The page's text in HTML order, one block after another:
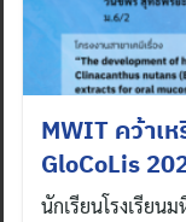
MWIT คว้าเ
GloCoLis
นักเรียนโรงเรียน